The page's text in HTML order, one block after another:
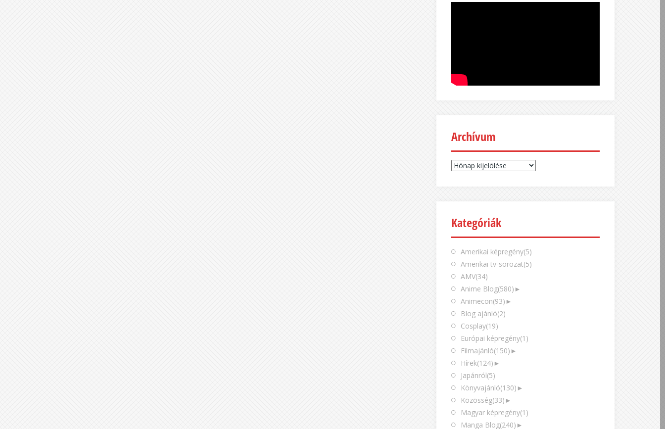
Archívum
Archívum
Kategóriák
Amerikai képregény(5)
Amerikai tv-sorozat(5)
AMV(34)
Anime Blog(580) ►
Animecon(93) ►
Blog ajánló(2)
Cosplay(19)
Európai képregény(1)
Filmajánló(150) ►
Hírek(124) ►
Japánról(5)
Könyvajánló(130) ►
Közösség(33) ►
Magyar képregény(1)
Manga Blog(240) ►